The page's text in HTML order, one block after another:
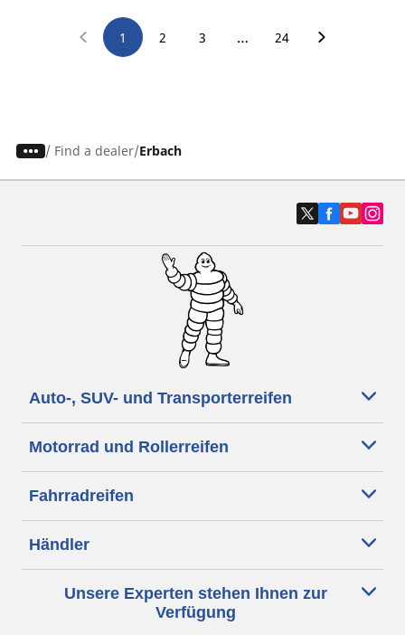
1 2 3 … 24
/ Find a dealer Erbach
Auto-, SUV- und Transporterreifen
Motorrad und Rollerreifen
Fahrradreifen
Händler
Unsere Experten stehen Ihnen zur
Verfügung